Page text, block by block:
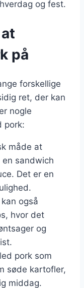
og fest.
på
forskellige
ret, der kan
nogle
pork:
måde at
en sandwich
Det er en
også
hvor det
og
pork som
søde kartofler,
middag.